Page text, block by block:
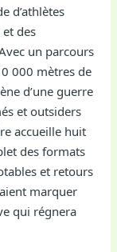
d’athlètes
et des
un parcours
000 mètres de
d’une guerre
et outsiders
accueille huit
des formats
et retours
marquer
qui régnera